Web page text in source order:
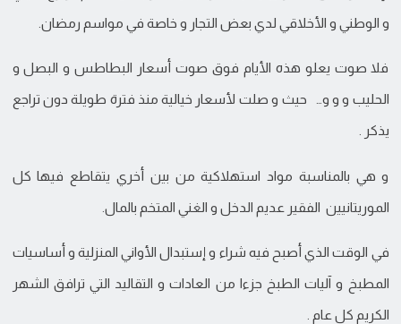
و الوطني و الأخلاقي لدي بعض التجار و خاصة في مواسم رمضان.
فلا صوت يعلو هذه الأيام فوق صوت أسعار البطاطس و البصل و
الحليب و و و… حيث و صلت لأسعار خيالية منذ فترة طويلة دون تراجع
يذكر .
و هي بالمناسبة مواد استهلاكية من بين أخري يتقاطع فيها كل
الموريتانيين الفقير عديم الدخل و الغني المتخم بالمال.
في الوقت الذي أصبح فيه شراء و إستبدال الأواني المنزلية و أساسيات
المطبخ و آليات الطبخ جزءا من العادات و التقاليد التي ترافق الشهر
الكريم كل عام .